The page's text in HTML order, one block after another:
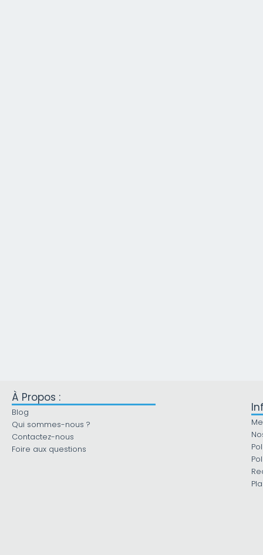
À Propos :
Blog
Qui sommes-nous ?
Contactez-nous
Foire aux questions